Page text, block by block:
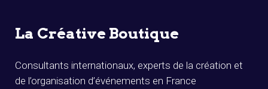
La Créative Boutique
Consultants internationaux, experts de la création et
de l’organisation d’événements en France